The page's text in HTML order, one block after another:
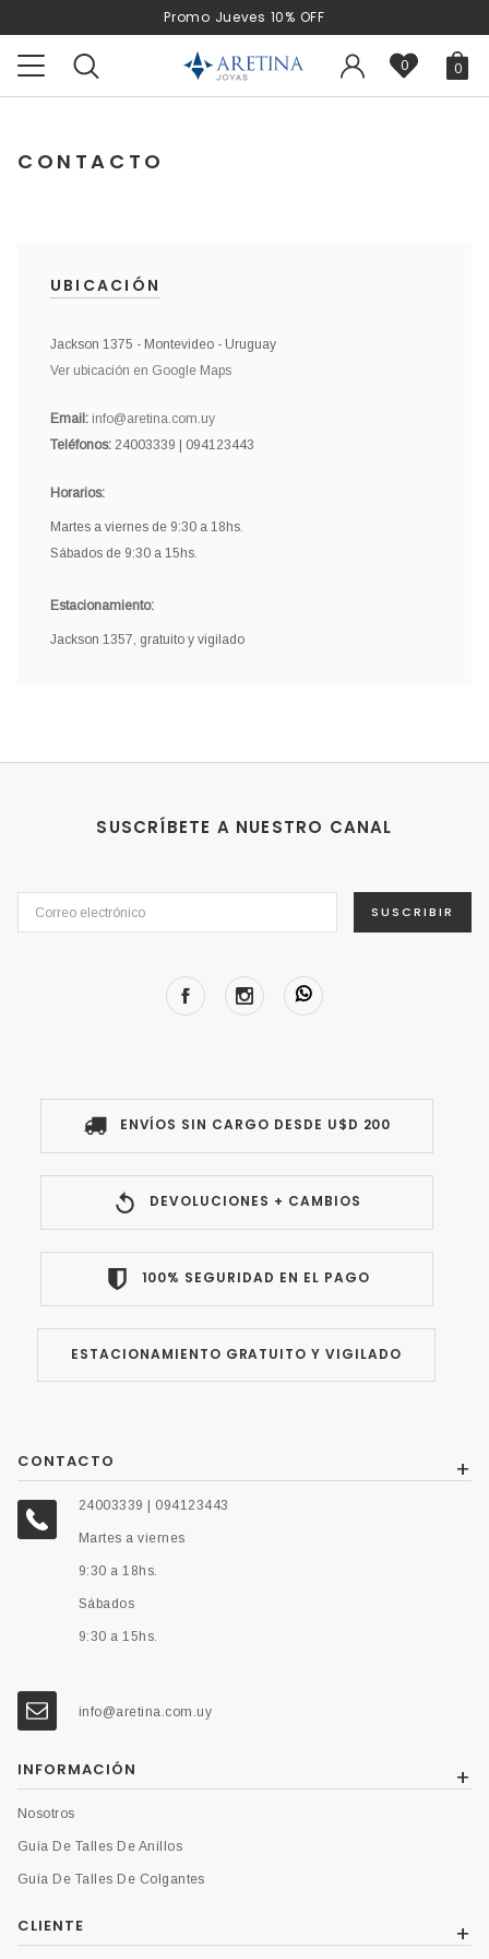
Promo Jueves 10% OFF
0 0
CONTACTO
UBICACIÓN
Jackson 1375 - Montevideo - Uruguay
Ver ubicación en Google Maps
Email: info@aretina.com.uy
Teléfonos: 24003339 | 094123443
Horarios:
Martes a viernes de 9:30 a 18hs.
Sábados de 9:30 a 15hs.
Estacionamiento:
Jackson 1357, gratuito y vigilado
SUSCRÍBETE A NUESTRO CANAL
SUSCRIBIR
ENVÍOS SIN CARGO DESDE U$D 200
DEVOLUCIONES + CAMBIOS
100% SEGURIDAD EN EL PAGO
ESTACIONAMIENTO GRATUITO Y VIGILADO
CONTACTO
24003339 | 094123443
Martes a viernes
9:30 a 18hs.
Sábados
9:30 a 15hs.
info@aretina.com.uy
INFORMACIÓN
Nosotros
Guía De Talles De Anillos
Guía De Talles De Colgantes
CLIENTE